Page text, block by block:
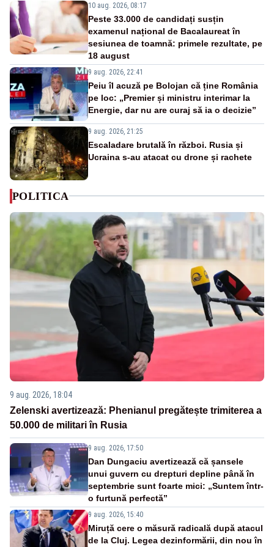
10 aug. 2026, 08:17
Peste 33.000 de candidați susțin
examenul național de Bacalaureat în
sesiunea de toamnă: primele rezultate, pe
18 august
9 aug. 2026, 22:41
Peiu îl acuză pe Bolojan că ține România
pe loc: „Premier și ministru interimar la
Energie, dar nu are curaj să ia o decizie”
9 aug. 2026, 21:25
Escaladare brutală în război. Rusia și
Ucraina s-au atacat cu drone și rachete
POLITICA
9 aug. 2026, 18:04
Zelenski avertizează: Phenianul pregătește trimiterea a
50.000 de militari în Rusia
9 aug. 2026, 17:50
Dan Dungaciu avertizează că șansele
unui guvern cu drepturi depline până în
septembrie sunt foarte mici: „Suntem într-
o furtună perfectă”
9 aug. 2026, 15:40
Miruță cere o măsură radicală după atacul
de la Cluj. Legea dezinformării, din nou în